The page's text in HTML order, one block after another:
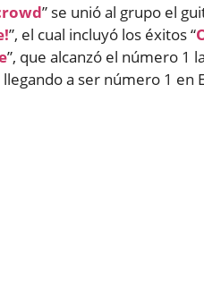
” se unió al grupo el
”, el cual incluyó los éxitos “
”, que alcanzó el número 1
a ser número 1 en